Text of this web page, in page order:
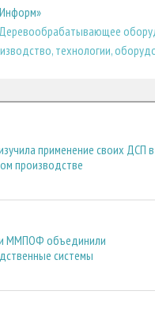
Деревообрабатывающее
технологии,
применение своих ДСП в
производстве
и ММПОФ объединили
системы